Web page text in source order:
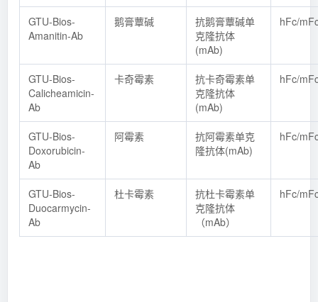
GTU-Bios-
Amanitin-Ab
鹅膏蕈碱
抗鹅膏蕈碱单
克隆抗体
(mAb)
hFc/
GTU-Bios-
Calicheamicin-
Ab
卡奇霉素
抗卡奇霉素单
克隆抗体
(mAb)
hFc/
GTU-Bios-
Doxorubicin-
Ab
阿霉素
抗阿霉素单克
隆抗体(mAb)
hFc/
GTU-Bios-
Duocarmycin-
Ab
杜卡霉素
抗杜卡霉素单
克隆抗体
（mAb）
hFc/